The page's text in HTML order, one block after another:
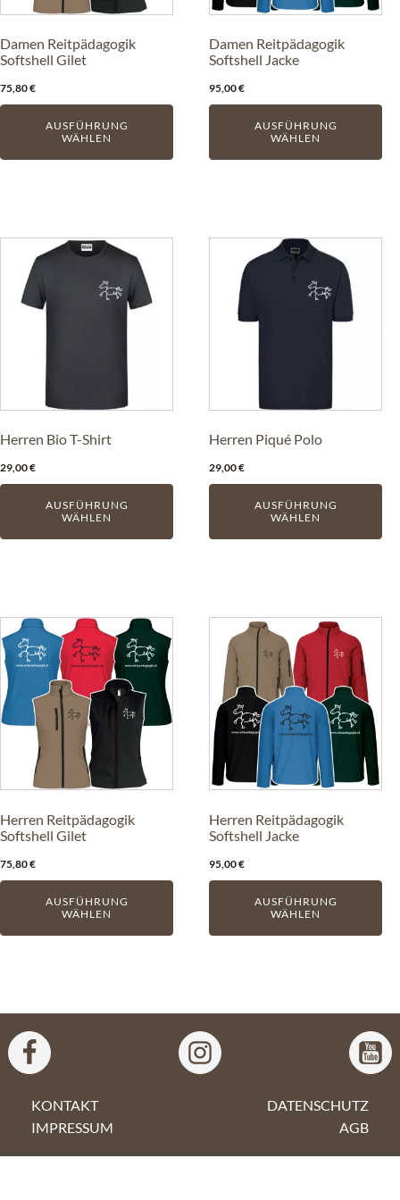
Damen Reitpädagogik
Softshell Gilet
75,80€
AUSFÜHRUNG
WÄHLEN
Optionen
auf
Produktseite
Damen Reitpädagogik
Softshell Jacke
95,00€
AUSFÜHRUNG
WÄHLEN
Optionen
auf
Produktseite
gewählt
Herren Bio T-Shirt
29,00€
AUSFÜHRUNG
WÄHLEN
Produkt
weist
mehrere
Optionen
auf
der
werden
Herren Piqué Polo
29,00€
AUSFÜHRUNG
WÄHLEN
Produkt
weist
mehrere
Optionen
auf
der
werden
Herren Reitpädagogik
Softshell Gilet
75,80€
AUSFÜHRUNG
WÄHLEN
Dieses
Produkt
weist
mehrere
Varianten
Optionen
auf
Produktseite
Herren Reitpädagogik
Softshell Jacke
95,00€
AUSFÜHRUNG
WÄHLEN
Dieses
Produkt
weist
mehrere
Varianten
auf.
Die
Optionen
auf
Produktseite
gewählt
KONTAKT
DATENSCHUTZ
IMPRESSUM
AGB